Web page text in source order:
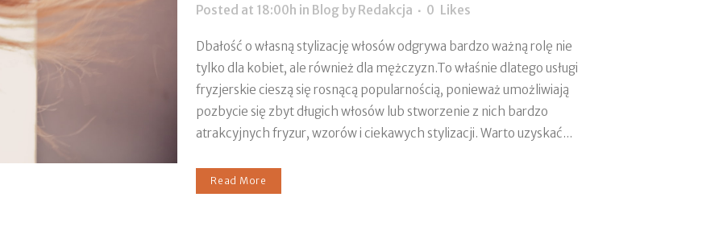
Posted at 18:00h in Blog by Redakcja 0 Likes
Dbałość o własną stylizację włosów odgrywa bardzo ważną rolę nie
tylko dla kobiet, ale również dla mężczyzn.To właśnie dlatego usługi
fryzjerskie cieszą się rosnącą popularnością, ponieważ umożliwiają
pozbycie się zbyt długich włosów lub stworzenie z nich bardzo
atrakcyjnych fryzur, wzorów i ciekawych stylizacji. Warto uzyskać...
Read More